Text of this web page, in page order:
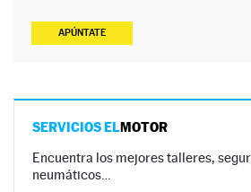
APÚNTATE
SERVICIOS ELMOTOR
Encuentra los mejores talleres,
neumáticos…